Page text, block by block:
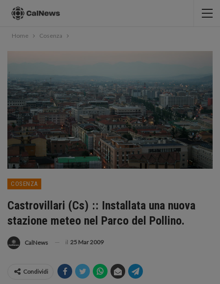
Home Cosenza
COSENZA
Castrovillari (Cs) :: Installata una nuova
stazione meteo nel Parco del Pollino.
CalNews il 25 Mar 2009
Condividi